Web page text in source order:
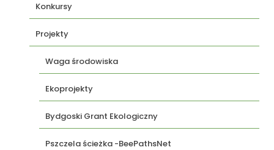
Konkursy
Projekty
Waga środowiska
Ekoprojekty
Bydgoski Grant Ekologiczny
Pszczela ścieżka -BeePathsNet